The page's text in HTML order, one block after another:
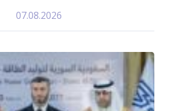
07.08.2026